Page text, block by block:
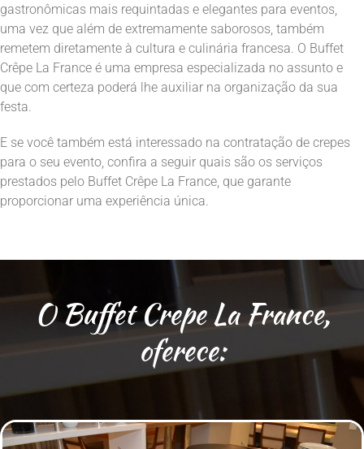
gastronômicas mais requintadas e elegantes para eventos,
uma vez que além de extremamente saborosos, também
remetem diretamente à cultura e culinária francesa. O Buffet
Crêpe La France é uma empresa especializada no assunto e
que com certeza poderá lhe auxiliar na organização da sua
festa.
E se você também está interessado na contratação de crepes
para o seu evento, confira a seguir quais são os serviços
prestados pelo Buffet Crêpe La France, que garante
proporcionar uma experiência única.
O Buffet Crepe La France,
oferece: